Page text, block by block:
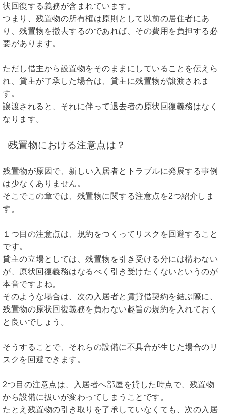
状回復する義務が含まれています。
つまり、残置物の所有権は原則として以前の居住者にあ
り、残置物を撤去するのであれば、その費用を負担する必
要があります。
ただし借主から設置物をそのままにしていることを伝えら
れ、貸主が了承した場合は、貸主に残置物が譲渡されま
す。
譲渡されると、それに伴って退去者の原状回復義務はなく
なります。
□残置物における注意点は？
残置物が原因で、新しい入居者とトラブルに発展する事例
は少なくありません。
そこでこの章では、残置物に関する注意点を2つ紹介しま
す。
１つ目の注意点は、規約をつくってリスクを回避すること
です。
貸主の立場としては、残置物を引き受ける分には構わない
が、原状回復義務はなるべく引き受けたくないというのが
本音ですよね。
そのような場合は、次の入居者と賃貸借契約を結ぶ際に、
残置物の原状回復義務を負わない趣旨の規約を入れておく
と良いでしょう。
そうすることで、それらの設備に不具合が生じた場合のリ
スクを回避できます。
2つ目の注意点は、入居者へ部屋を貸した時点で、残置物
から設備に扱いが変わってしまうことです。
たとえ残置物の引き取りを了承していなくても、次の入居